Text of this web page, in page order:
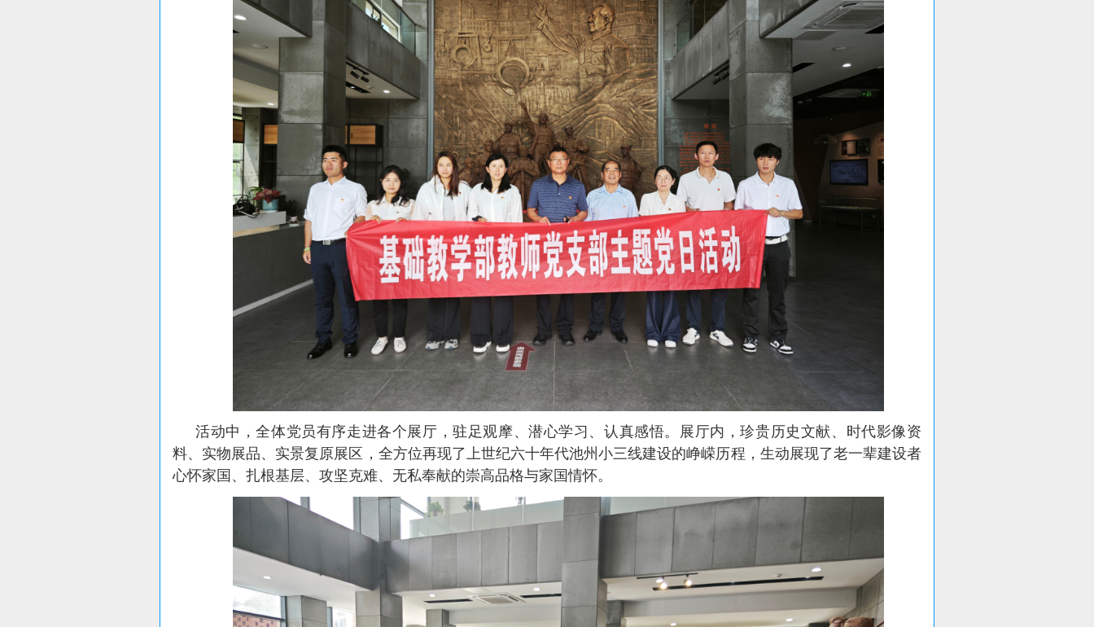
活动中，全体党员有序走进各个展厅，驻足观摩、潜心学习、认真感悟。展厅内，珍贵历史文献、时代影像资
料、实物展品、实景复原展区，全方位再现了上世纪六十年代池州小三线建设的峥嵘历程，生动展现了老一辈建设者
心怀家国、扎根基层、攻坚克难、无私奉献的崇高品格与家国情怀。